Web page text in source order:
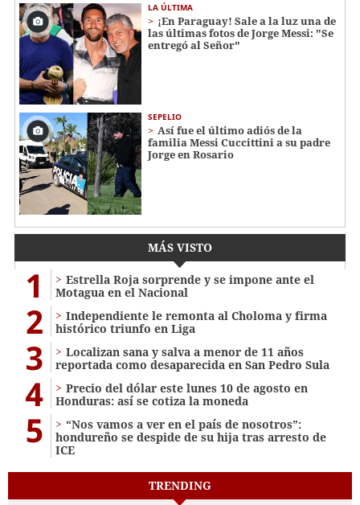
LA ÚLTIMA
¡En Paraguay! Sale a la luz una de
las últimas fotos de Jorge Messi: "Se
entregó al Señor"
SEPELIO
Así fue el último adiós de la
familia Messi Cuccittini a su padre
Jorge en Rosario
MÁS VISTO
1
Estrella Roja sorprende y se impone ante el
Motagua en el Nacional
2
Independiente le remonta al Choloma y firma
histórico triunfo en Liga
3
Localizan sana y salva a menor de 11 años
reportada como desaparecida en San Pedro Sula
4
Precio del dólar este lunes 10 de agosto en
Honduras: así se cotiza la moneda
5
“Nos vamos a ver en el país de nosotros”:
hondureño se despide de su hija tras arresto de
ICE
TRENDING